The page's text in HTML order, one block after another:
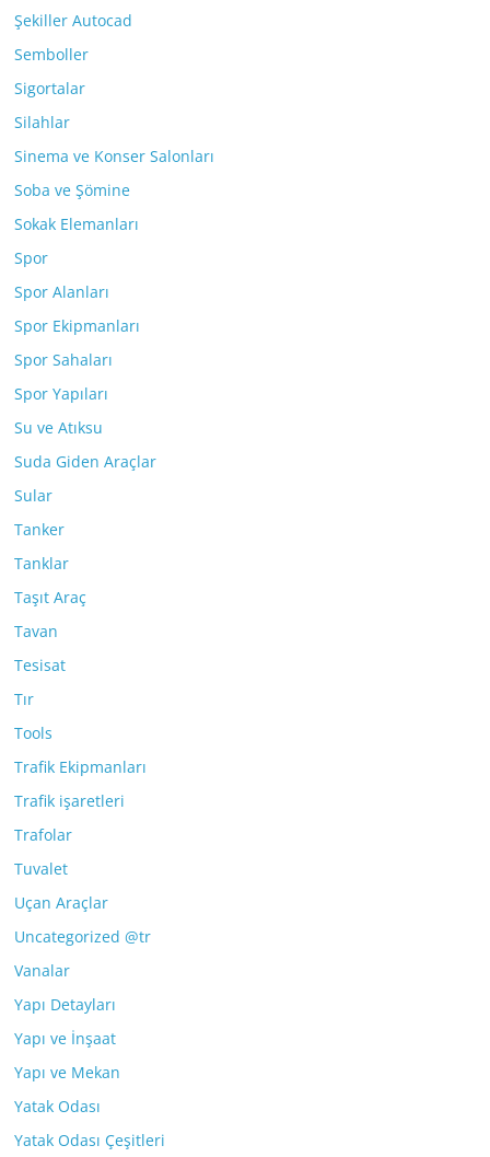
Şekiller Autocad
Semboller
Sigortalar
Silahlar
Sinema ve Konser Salonları
Soba ve Şömine
Sokak Elemanları
Spor
Spor Alanları
Spor Ekipmanları
Spor Sahaları
Spor Yapıları
Su ve Atıksu
Suda Giden Araçlar
Sular
Tanker
Tanklar
Taşıt Araç
Tavan
Tesisat
Tır
Tools
Trafik Ekipmanları
Trafik işaretleri
Trafolar
Tuvalet
Uçan Araçlar
Uncategorized @tr
Vanalar
Yapı Detayları
Yapı ve İnşaat
Yapı ve Mekan
Yatak Odası
Yatak Odası Çeşitleri